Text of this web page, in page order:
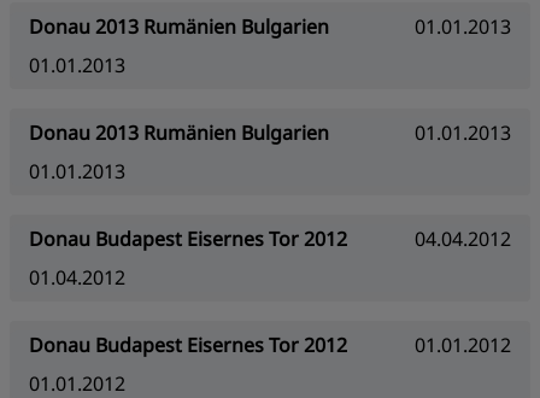
Donau 2013 Rumänien Bulgarien
01.01.2013
01.01.2013
Donau 2013 Rumänien Bulgarien
01.01.2013
01.01.2013
Donau Budapest Eisernes Tor 2012
04.04.2012
01.04.2012
Donau Budapest Eisernes Tor 2012
01.01.2012
01.01.2012